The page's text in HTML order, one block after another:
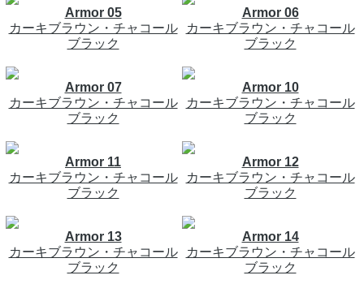
Armor 05
カーキブラウン・チャコール
ブラック
Armor 06
カーキブラウン・チャコール
ブラック
Armor 07
カーキブラウン・チャコール
ブラック
Armor 10
カーキブラウン・チャコール
ブラック
Armor 11
カーキブラウン・チャコール
ブラック
Armor 12
カーキブラウン・チャコール
ブラック
Armor 13
カーキブラウン・チャコール
ブラック
Armor 14
カーキブラウン・チャコール
ブラック